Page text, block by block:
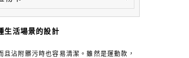
生活場景的設計
沾附髒污時也容易清潔。雖然是運動款，